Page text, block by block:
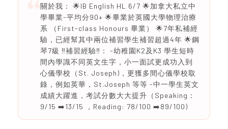
關於我： 🌟IB English HL 6/7 🌟加拿大私立中
學畢業-平均分90+ 🌟畢業於英國大學物理治療
系 （First-class Honours 畢業） 🌟7年私補經
驗，已經幫其中兩位補習學生補習超過4年 🌟鋼
琴7級 ‼️補習經驗‼️： -幼稚園K2及K3 學生短時
間內學識不同英文生字，小一面試更成功入到
心儀學校（St. Joseph)，更獲多間心儀學校取
錄，例如英華，St.Joseph 等等 -中一學生英文
成績大躍進，考試分數大大提升（Speaking：
9/15 ➡️13/15 ，Reading: 78/100 ➡️89/100)